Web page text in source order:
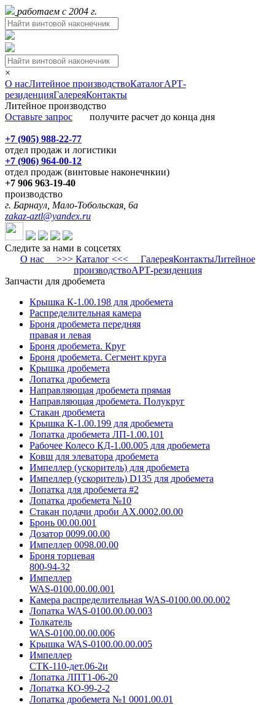
работаем с 2004 г.
×
О насЛитейное производствоКаталогАРТ-
резиденцияГалереяКонтакты
Литейное производство
Оставьте запрос получите расчет до конца дня
+7 (905) 988-22-77
отдел продаж и логистики
+7 (906) 964-00-12
отдел продаж (винтовые наконечнкии)
+7 906 963-19-40
производство
г. Барнаул, Мало-Тобольская, 6а
zakaz-aztl@yandex.ru
Следите за нами в соцсетях
О нас>>> Каталог <<< ГалереяКонтактыЛитейное
производствоАРТ-резиденция
Запчасти для дробемета
Крышка К-1.00.198 для дробемета
Распределительная камера
Броня дробемета передняя
правая и левая
Броня дробемета. Круг
Броня дробемета. Сегмент круга
Крышка дробемета
Лопатка дробемета
Направляющая дробемета прямая
Направляющая дробемета. Полукруг
Стакан дробемета
Крышка К-1.00.199 для дробемета
Лопатка дробемета ЛП-1.00.101
Рабочее Колесо КД-1.00.005 для дробемета
Ковш для элеватора дробемета
Импеллер (ускоритель) для дробемета
Импеллер (ускоритель) D135 для дробемета
Лопатка для дробемета #2
Лопатка дробемета №10
Стакан подачи дроби АХ.0002.00.00
Бронь 00.00.001
Дозатор 0099.00.00
Импеллер 0098.00.00
Броня торцевая
800-94-32
Импеллер
WAS-0100.00.00.001
Камера распределительная WAS-0100.00.00.002
Лопатка WAS-0100.00.00.003
Толкатель
WAS-0100.00.00.006
Крышка WAS-0100.00.00.005
Импеллер
СТК-110-дет.06-2и
Лопатка ЛПТ1-06-20
Лопатка КО-99-2-2
Лопатка дробемета №1 0001.00.01